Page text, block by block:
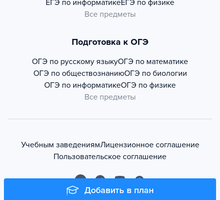
Добавить в план
ЕГЭ по информатикеЕГЭ по физике
Все предметы
Подготовка к ОГЭ
ОГЭ по русскому языкуОГЭ по математике
ОГЭ по обществознаниюОГЭ по биологии
ОГЭ по информатикеОГЭ по физике
Все предметы
Учебным заведениямЛицензионное соглашение
Пользовательское соглашение